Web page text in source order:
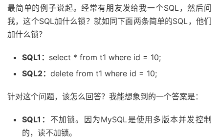
最简单的例子说起。经常有朋友发给我一个SQL，然后问
我，这个SQL加什么锁？就如同下面两条简单的SQL，他们
加什么锁？
SQL1： select * from t1 where id = 10;
SQL2： delete from t1 where id = 10;
针对这个问题，该怎么回答？我能想象到的一个答案是：
SQL1： 不加锁。因为MySQL是使用多版本并发控制
的，读不加锁。